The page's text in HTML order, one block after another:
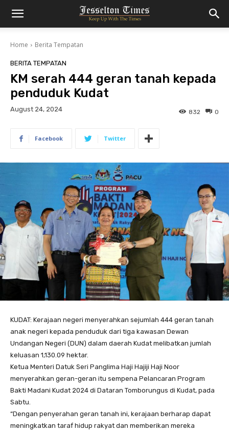
Home Berita Tempatan
BERITA TEMPATAN
KM serah 444 geran tanah kepada
penduduk Kudat
August 24, 2024 0
832
Facebook Twitter
KUDAT: Kerajaan negeri menyerahkan sejumlah 444 geran tanah
anak negeri kepada penduduk dari tiga kawasan Dewan
Undangan Negeri (DUN) dalam daerah Kudat melibatkan jumlah
keluasan 1,130.09 hektar.
Ketua Menteri Datuk Seri Panglima Haji Hajiji Haji Noor
menyerahkan geran-geran itu sempena Pelancaran Program
Bakti Madani Kudat 2024 di Dataran Tomborungus di Kudat, pada
Sabtu.
“Dengan penyerahan geran tanah ini, kerajaan berharap dapat
meningkatkan taraf hidup rakyat dan memberikan mereka